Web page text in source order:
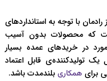
با توجه به استانداردهای
که محصولات بدون آسیب
در خریدهای عمده بسیار
یک تولیدکننده‌ی قابل اعتماد
برای همکاری بلندمدت باشد.